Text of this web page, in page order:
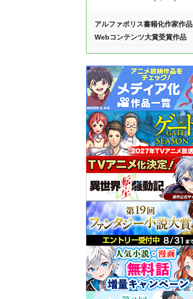
アルファポリス書籍化作家作品
Webコンテンツ大賞受賞作品